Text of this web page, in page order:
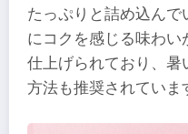
たっぷりと詰め込んで
にコクを感じる味わ
仕上げられており、暑
方法も推奨されていま